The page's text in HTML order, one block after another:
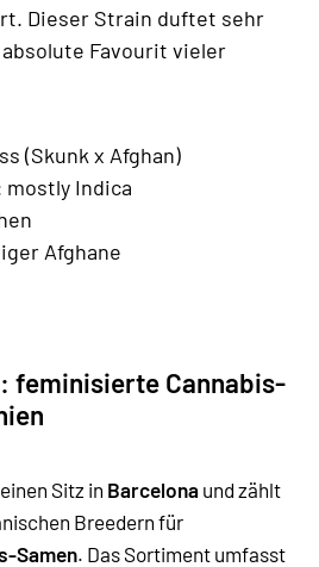
Dieser Strain duftet sehr
Favourit vieler
(Skunk x Afghan)
mostly Indica
Afghane
feminisierte Cannabis-
Sitz in Barcelona und zählt
Breedern für
Samen. Das Sortiment umfasst